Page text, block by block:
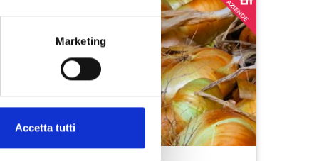
Marketing
Accetta tutti